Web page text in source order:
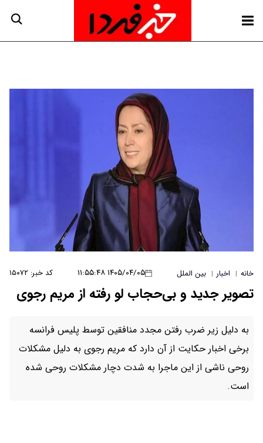
خانه | اخبار | بین الملل ۱۴۰۵/۰۴/۰۵ ۱۱:۵۵:۴۸ کد خبر: ۱۵۰۷۲
تصویر جدید و بی‌حجاب لو رفته از مریم رجوی
به دلیل زیر ضرب رفتن مجدد منافقین توسط پلیس فرانسه
برخی اخبار حکایت از آن دارد که مریم رجوی به دلیل مشکلات
روحی ناشی از این ماجرا به شدت دچار مشکلات روحی شده
است.